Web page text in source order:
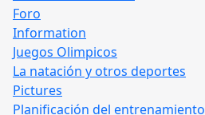
Foro
Information
Juegos Olimpicos
La natación y otros deportes
Pictures
Planificación del entrenamiento